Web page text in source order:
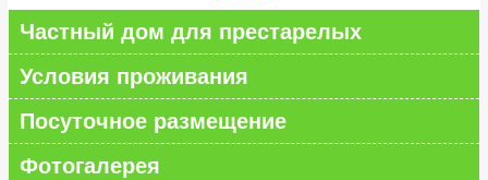
Частный дом для престарелых
Условия проживания
Посуточное размещение
Фотогалерея